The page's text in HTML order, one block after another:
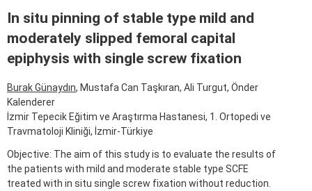
In situ pinning of stable type mild and
moderately slipped femoral capital
epiphysis with single screw fixation
Burak Günaydın, Mustafa Can Taşkıran, Ali Turgut, Önder
Kalenderer
İzmir Tepecik Eğitim ve Araştırma Hastanesi, 1. Ortopedi ve
Travmatoloji Kliniği, İzmir-Türkiye
Objective: The aim of this study is to evaluate the results of
the patients with mild and moderate stable type SCFE
treated with in situ single screw fixation without reduction.